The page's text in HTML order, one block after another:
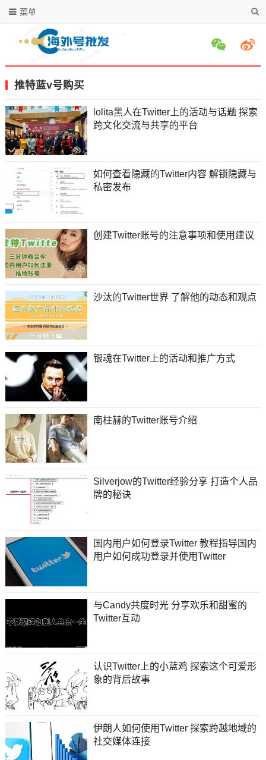
菜单
推特蓝v号购买
lolita黑人在Twitter上的活动与话题 探索
跨文化交流与共享的平台
如何查看隐藏的Twitter内容 解锁隐藏与
私密发布
创建Twitter账号的注意事项和使用建议
沙汰的Twitter世界 了解他的动态和观点
银魂在Twitter上的活动和推广方式
南柱赫的Twitter账号介绍
Silverjow的Twitter经验分享 打造个人品
牌的秘诀
国内用户如何登录Twitter 教程指导国内
用户如何成功登录并使用Twitter
与Candy共度时光 分享欢乐和甜蜜的
Twitter互动
认识Twitter上的小蓝鸡 探索这个可爱形
象的背后故事
伊朗人如何使用Twitter 探索跨越地域的
社交媒体连接